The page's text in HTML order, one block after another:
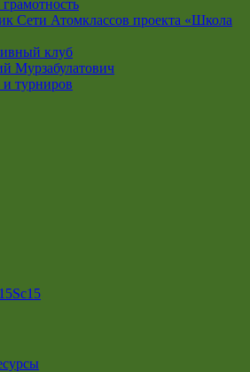
Сети Атомклассов проекта «Школа
клуб
Мурзабулатович
турниров